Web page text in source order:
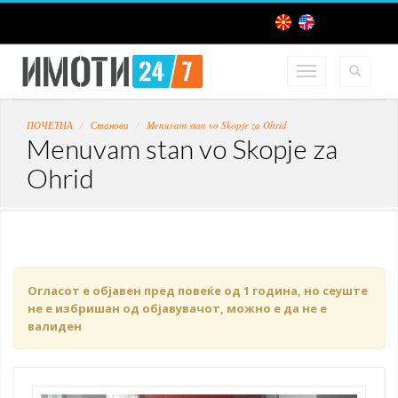
ПОЧЕТНА Станови Menuvam stan vo Skopje za Ohrid
Menuvam stan vo Skopje za
Ohrid
Огласот е објавен пред повеќе од 1 година, но сеуште
не е избришан од објавувачот, можно е да не е
валиден